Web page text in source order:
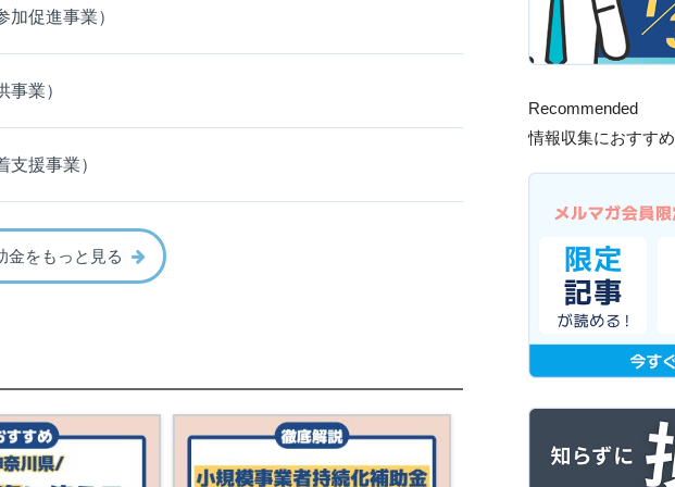
促進事業）
業）
援事業）
金をもっと見る
Recommended
情報収集におすすめ